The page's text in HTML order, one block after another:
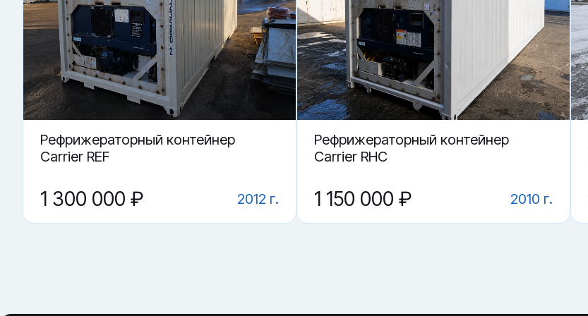
Купить «Сухогрузный морской контейнер TTNU 487651-4» в Краснодаре.
▼ От чего зависит цена на Сухогрузный морской контейнер TTNU 487651-4?
▼ Подойдёт ли контейнер как склад?
▼ Можно ли использовать под переоборудование?
▼ Где купить Сухогрузный морской контейнер TTNU 487651-4 в Краснодаре?
▼ Что проверить перед покупкой?
Рефрижераторный контейнер
Carrier REF
1 300 000 ₽ 2012 г.
Рефрижераторный контейнер
Carrier RHC
1 150 000 ₽ 2010 г.